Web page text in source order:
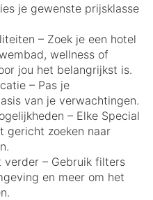
je gewenste prijsklasse
– Zoek je een hotel
wellness of
jou het belangrijkst is.
– Pas je
van je verwachtingen.
– Elke Special
gericht zoeken naar
– Gebruik filters
en meer om het